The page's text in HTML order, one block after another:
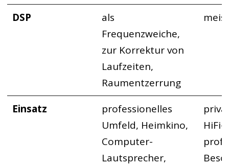
DSP
als
Frequenzweiche,
zur Korrektur von
Laufzeiten,
Raumentzerrung
Einsatz
professionelles
Umfeld, Heimkino,
Computer-
Lautsprecher,
HiFi-